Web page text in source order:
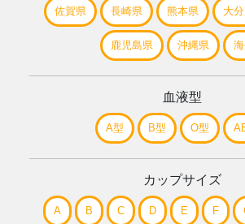
佐賀県 長崎県 熊本県 大
鹿児島県 沖縄県
血液型
A型 B型 O型
カップサイズ
A B C D E F